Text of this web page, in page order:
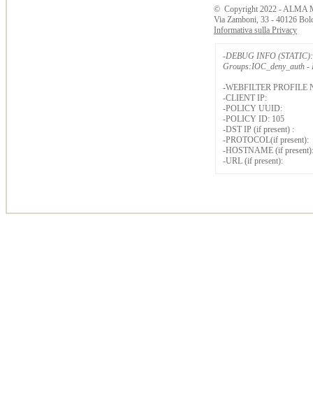
© Copyright 2022 - ALMA
Via Zamboni, 33 - 40126
Informativa sulla Privacy
-DEBUG INFO (STATIC):
Groups:IOC_deny_auth -
-WEBFILTER PROFILE
-CLIENT IP:
-POLICY UUID:
-POLICY ID: 105
-DST IP (if present) :
-PROTOCOL(if present):
-HOSTNAME (if present):
-URL (if present):